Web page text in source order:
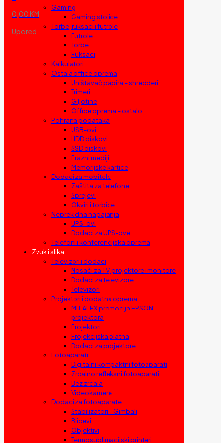
0,00 KM
Uporedi
Gaming
Gaming stolice
Torbe, ruksaci i futrole
Futrole
Torbe
Ruksaci
Kalkulatori
Ostala office oprema
Uništavač papira – shredderi
Trimeri
Giljotine
Office oprema – ostalo
Pohrana podataka
USB-ovi
HDD diskovi
SSD diskovi
Prazni mediji
Memorijske kartice
Dodaci za mobitele
Zaštita za telefone
Sprejevi
Okviri i torbice
Neprekidna napajanja
UPS-ovi
Dodaci za UPS-ove
Telefoni i konferencijska oprema
Zvuk i slika
Televizori i dodaci
Nosači za TV, projektore i monitore
Dodaci za televizore
Televizori
Projektori i dodatna oprema
MIT ALEX promocija EPSON
projektora
Projektori
Projekcijska platna
Dodaci za projektore
Fotoaparati
Digitalni kompaktni fotoaparati
Zrcalno refleksni fotoaparati
Bez zrcala
Videokamere
Dodaci za fotoaparate
Stabilizatori – Gimbali
Blicevi
Objektivi
Termosublimacijski printeri